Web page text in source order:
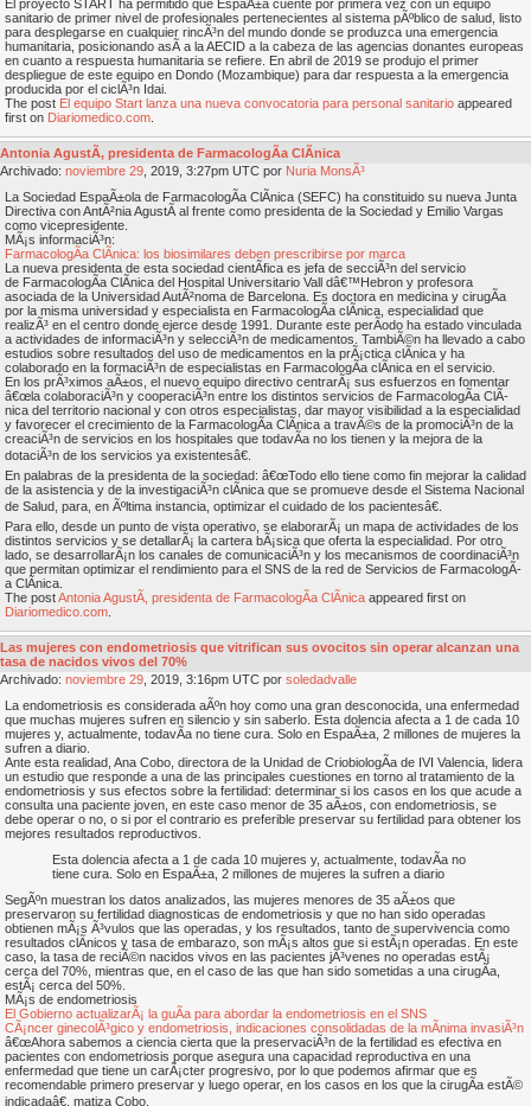
El proyecto START ha permitido que EspaÃ±a cuente por primera vez con un equipo
sanitario de primer nivel de profesionales pertenecientes al sistema pÃºblico de salud, listo
para desplegarse en cualquier rincÃ³n del mundo donde se produzca una emergencia
humanitaria, posicionando asÃ­ a la AECID a la cabeza de las agencias donantes europeas
en cuanto a respuesta humanitaria se refiere. En abril de 2019 se produjo el primer
despliegue de este equipo en Dondo (Mozambique) para dar respuesta a la emergencia
producida por el ciclÃ³n Idai.
The post El equipo Start lanza una nueva convocatoria para personal sanitario appeared
first on Diariomedico.com
Antonia AgustÃ­, presidenta de FarmacologÃ­a ClÃ­nica
Archivado: noviembre 29 , 2019, 3:27pm UTC por Nuria MonsÃ³
La Sociedad EspaÃ±ola de FarmacologÃ­a ClÃ­nica (SEFC) ha constituido su nueva Junta
Directiva con AntÃ²nia AgustÃ­ al frente como presidenta de la Sociedad y Emilio Vargas
como vicepresidente.
MÃ¡s informaciÃ³n:
FarmacologÃ­a ClÃ­nica: los biosimilares deben prescribirse por marca
La nueva presidenta de esta sociedad cientÃ­fica es jefa de secciÃ³n del servicio
de FarmacologÃ­a ClÃ­nica del Hospital Universitario Vall dâ€™Hebron y profesora
asociada de la Universidad AutÃ²noma de Barcelona. Es doctora en medicina y cirugÃ­a
por la misma universidad y especialista en FarmacologÃ­a clÃ­nica, especialidad que
realizÃ³ en el centro donde ejerce desde 1991. Durante este perÃ­odo ha estado vinculada
a actividades de informaciÃ³n y selecciÃ³n de medicamentos. TambiÃ©n ha llevado a cabo
estudios sobre resultados del uso de medicamentos en la prÃ¡ctica clÃ­nica y ha
colaborado en la formaciÃ³n de especialistas en FarmacologÃ­a clÃ­nica en el servicio.
En los prÃ³ximos aÃ±os, el nuevo equipo directivo centrarÃ¡ sus esfuerzos en fomentar
â€œla colaboraciÃ³n y cooperaciÃ³n entre los distintos servicios de FarmacologÃ­a ClÃ­
nica del territorio nacional y con otros especialistas, dar mayor visibilidad a la especialidad
y favorecer el crecimiento de la FarmacologÃ­a ClÃ­nica a travÃ©s de la promociÃ³n de la
creaciÃ³n de servicios en los hospitales que todavÃ­a no los tienen y la mejora de la
dotaciÃ³n de los servicios ya existentesâ€.
En palabras de la presidenta de la sociedad: â€œTodo ello tiene como fin mejorar la calidad
de la asistencia y de la investigaciÃ³n clÃ­nica que se promueve desde el Sistema Nacional
de Salud, para, en Ãºltima instancia, optimizar el cuidado de los pacientesâ€.
Para ello, desde un punto de vista operativo, se elaborarÃ¡ un mapa de actividades de los
distintos servicios y se detallarÃ¡ la cartera bÃ¡sica que oferta la especialidad. Por otro
lado, se desarrollarÃ¡n los canales de comunicaciÃ³n y los mecanismos de coordinaciÃ³n
que permitan optimizar el rendimiento para el SNS de la red de Servicios de FarmacologÃ­
a ClÃ­nica.
The postAntonia AgustÃ­, presidenta de FarmacologÃ­a ClÃ­nica appeared first on
Diariomedico.com
Las mujeres con endometriosis que vitrifican sus ovocitos sin operar alcanzan una
tasa de nacidos vivos del 70%
Archivado: noviembre 29 , 2019, 3:16pm UTC por soledadvalle
La endometriosis es considerada aÃºn hoy como una gran desconocida, una enfermedad
que muchas mujeres sufren en silencio y sin saberlo. Esta dolencia afecta a 1 de cada 10
mujeres y, actualmente, todavÃ­a no tiene cura. Solo en EspaÃ±a, 2 millones de mujeres la
sufren a diario.
Ante esta realidad, Ana Cobo, directora de la Unidad de CriobiologÃ­a de IVI Valencia, lidera
un estudio que responde a una de las principales cuestiones en torno al tratamiento de la
endometriosis y sus efectos sobre la fertilidad: determinar si los casos en los que acude a
consulta una paciente joven, en este caso menor de 35 aÃ±os, con endometriosis, se
debe operar o no, o si por el contrario es preferible preservar su fertilidad para obtener los
mejores resultados reproductivos.
Esta dolencia afecta a 1 de cada 10 mujeres y, actualmente, todavÃ­a no
tiene cura. Solo en EspaÃ±a, 2 millones de mujeres la sufren a diario
SegÃºn muestran los datos analizados, las mujeres menores de 35 aÃ±os que
preservaron su fertilidad diagnosticas de endometriosis y que no han sido operadas
obtienen mÃ¡s Ã³vulos que las operadas, y los resultados, tanto de supervivencia como
resultados clÃ­nicos y tasa de embarazo, son mÃ¡s altos que si estÃ¡n operadas. En este
caso, la tasa de reciÃ©n nacidos vivos en las pacientes jÃ³venes no operadas estÃ¡
cerca del 70%, mientras que, en el caso de las que han sido sometidas a una cirugÃ­a,
estÃ¡ cerca del 50%.
MÃ¡s de endometriosis
El Gobierno actualizarÃ¡ la guÃ­a para abordar la endometriosis en el SNS
CÃ¡ncer ginecolÃ³gico y endometriosis, indicaciones consolidadas de la mÃ­nima invasiÃ³n
â€œAhora sabemos a ciencia cierta que la preservaciÃ³n de la fertilidad es efectiva en
pacientes con endometriosis porque asegura una capacidad reproductiva en una
enfermedad que tiene un carÃ¡cter progresivo, por lo que podemos afirmar que es
recomendable primero preservar y luego operar, en los casos en los que la cirugÃ­a estÃ©
indicadaâ€, matiza Cobo.